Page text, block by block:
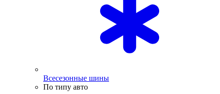
Всесезонные шины
По типу авто